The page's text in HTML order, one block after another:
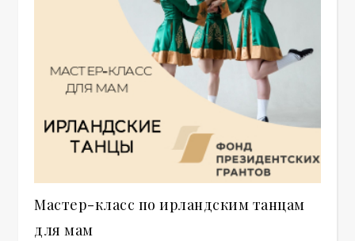
Мастер-класс по ирландским танцам
для мам